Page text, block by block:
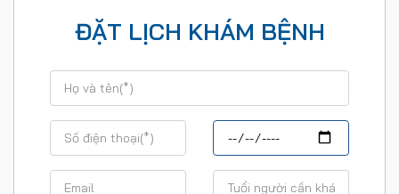
ĐẶT LỊCH KHÁM BỆNH